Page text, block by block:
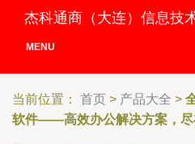
杰科通商（大连）信息技
MENU
当前位置： 首页 > 产品大全 >
软件——高效办公解决方案，尽